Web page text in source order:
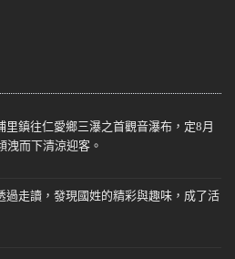
里鎮往仁愛鄉三瀑之首觀音瀑布，定8月
洩而下清涼迎客。
過走讀，發現國姓的精彩與趣味，成了活